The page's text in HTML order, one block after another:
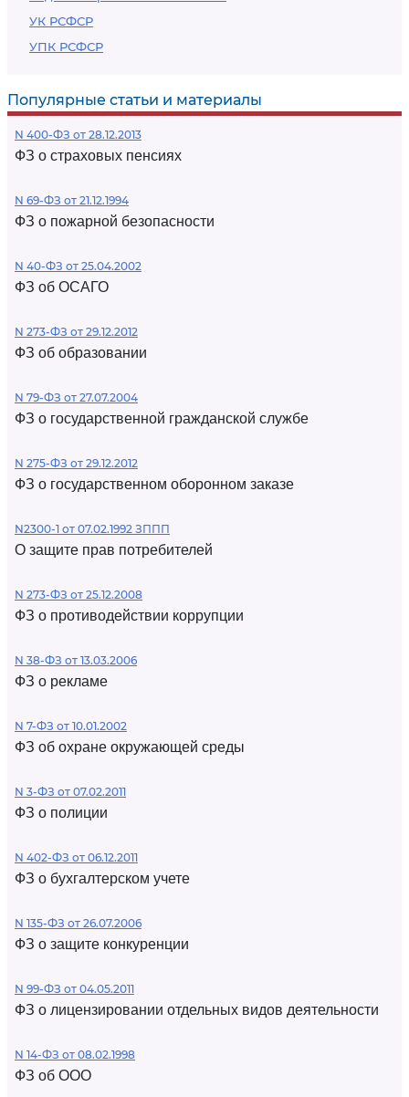
УК РСФСР
УПК РСФСР
Популярные статьи и материалы
N 400-ФЗ от 28.12.2013
ФЗ о страховых пенсиях
N 69-ФЗ от 21.12.1994
ФЗ о пожарной безопасности
N 40-ФЗ от 25.04.2002
ФЗ об ОСАГО
N 273-ФЗ от 29.12.2012
ФЗ об образовании
N 79-ФЗ от 27.07.2004
ФЗ о государственной гражданской службе
N 275-ФЗ от 29.12.2012
ФЗ о государственном оборонном заказе
N2300-1 от 07.02.1992 ЗППП
О защите прав потребителей
N 273-ФЗ от 25.12.2008
ФЗ о противодействии коррупции
N 38-ФЗ от 13.03.2006
ФЗ о рекламе
N 7-ФЗ от 10.01.2002
ФЗ об охране окружающей среды
N 3-ФЗ от 07.02.2011
ФЗ о полиции
N 402-ФЗ от 06.12.2011
ФЗ о бухгалтерском учете
N 135-ФЗ от 26.07.2006
ФЗ о защите конкуренции
N 99-ФЗ от 04.05.2011
ФЗ о лицензировании отдельных видов деятельности
N 14-ФЗ от 08.02.1998
ФЗ об ООО